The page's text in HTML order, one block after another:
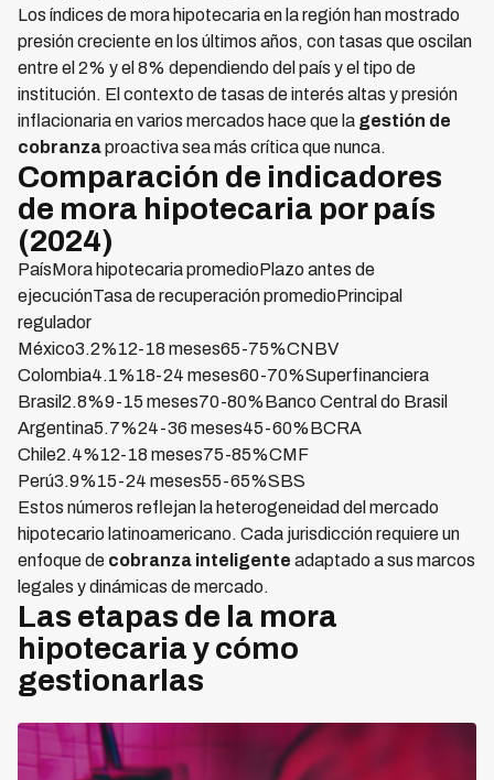
Los índices de mora hipotecaria en la región han mostrado
presión creciente en los últimos años, con tasas que oscilan
entre el 2% y el 8% dependiendo del país y el tipo de
institución. El contexto de tasas de interés altas y presión
inflacionaria en varios mercados hace que la gestión de
cobranzaproactiva sea más crítica que nunca.
Comparación de indicadores
de mora hipotecaria por país
(2024)
PaísMora hipotecaria promedioPlazo antes de
ejecuciónTasa de recuperación promedioPrincipal
regulador
México3.2%12-18 meses65-75%CNBV
Colombia4.1%18-24 meses60-70%Superfinanciera
Brasil2.8%9-15 meses70-80%Banco Central do Brasil
Argentina5.7%24-36 meses45-60%BCRA
Chile2.4%12-18 meses75-85%CMF
Perú3.9%15-24 meses55-65%SBS
Estos números reflejan la heterogeneidad del mercado
hipotecario latinoamericano. Cada jurisdicción requiere un
enfoque de cobranza inteligente adaptado a sus marcos
legales y dinámicas de mercado.
Las etapas de la mora
hipotecaria y cómo
gestionarlas